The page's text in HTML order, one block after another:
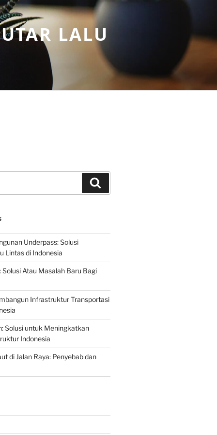
LALU
Underpass: Solusi
Lintas di Indonesia
Solusi Atau Masalah Baru Bagi
Infrastruktur Transportasi
Solusi untuk Meningkatkan
Indonesia
di Jalan Raya: Penyebab dan